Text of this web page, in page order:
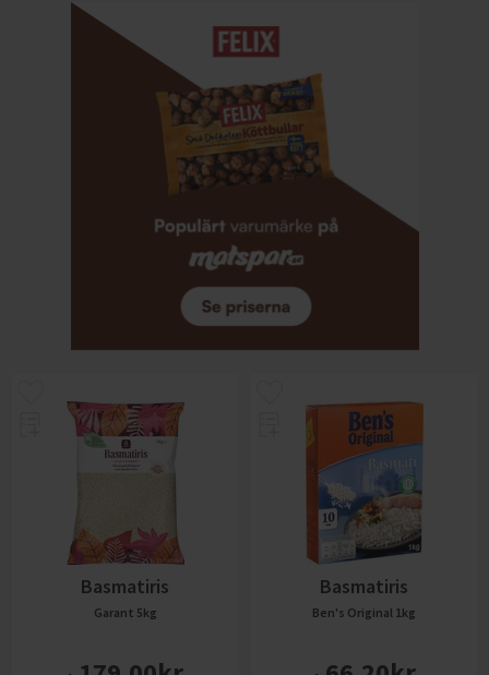
Basmatiris
Garant 5kg
Basmatiris
Ben's Original 1kg